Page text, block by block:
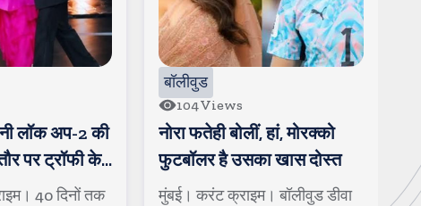
हां, मोरक्को
खास दोस्त
बॉलीवुड डीवा
बॉलीवुड
18Views
जन्नत ने किया कन्फर्म, एल्विश
यादव को कर रही है डेट
मुंबई। करंट क्राइम। पिछले काफी